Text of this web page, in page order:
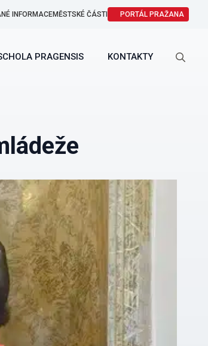
INFORMACEMĚSTSKÉ ČÁSTI PORTÁL PRAŽANA
PRAGENSIS KONTAKTY